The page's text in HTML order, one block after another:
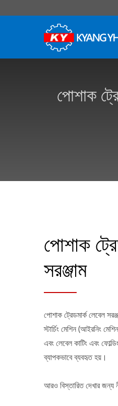
পোশাক
পোশাক
সরঞ্জাম
পোশাক ট্রেডমার্ক লেবেল
স্টার্চিং মেশিন (আইরনিং
এবং লেবেল কাটিং এবং
ব্যাপকভাবে ব্যবহৃত হয়।
আরও বিস্তারিত দেখার জন্য